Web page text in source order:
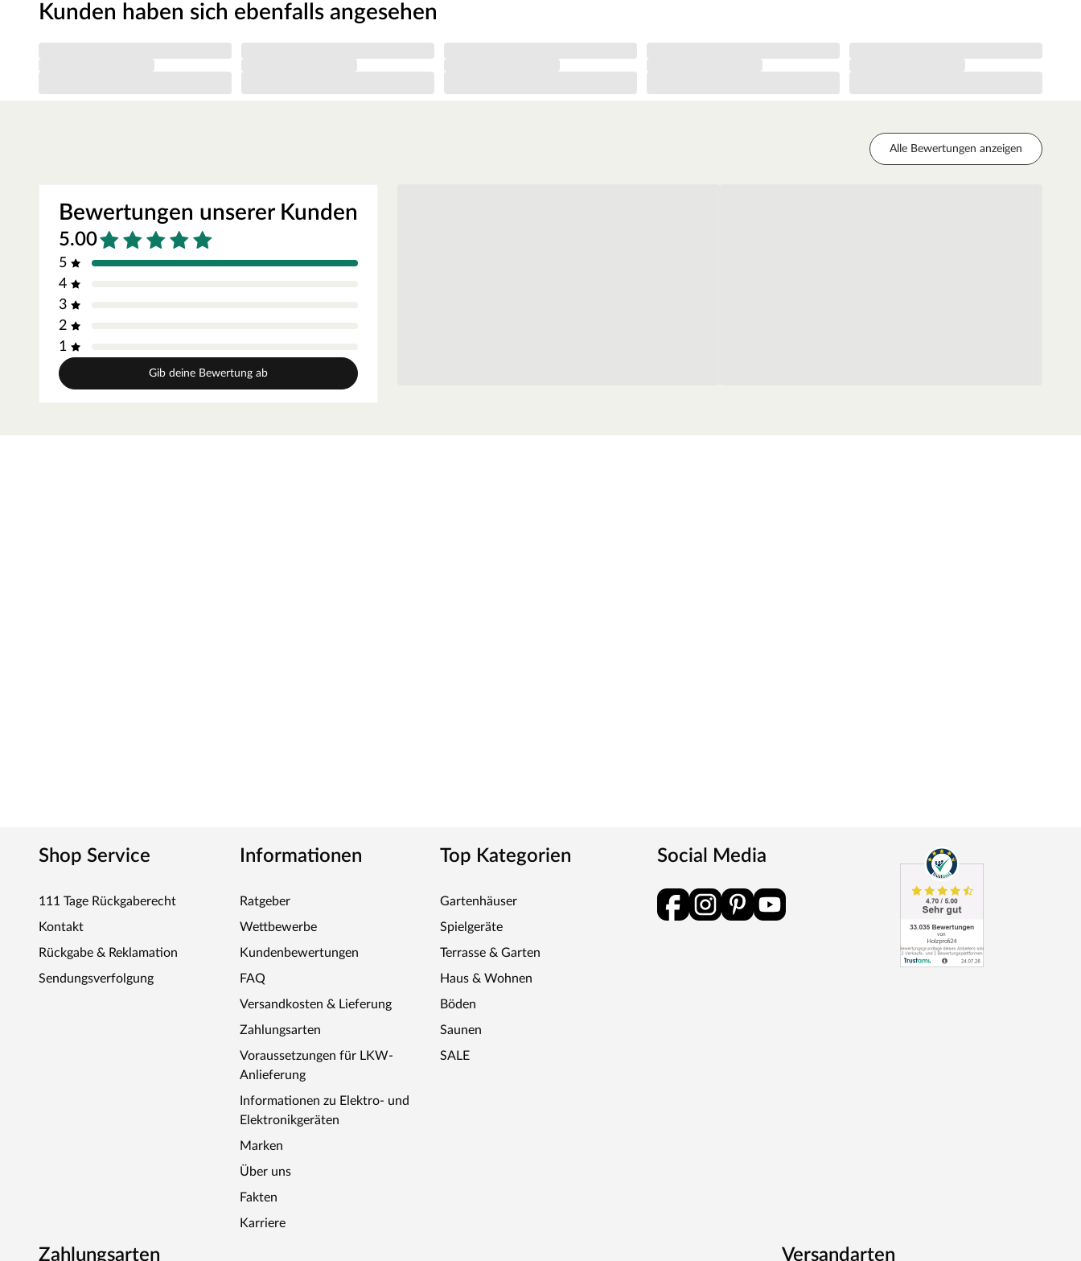
Kunden haben sich ebenfalls angesehen
Alle Bewertungen anzeigen
Bewertungen unserer Kunden
5.00
5
4
3
2
1
Gib deine Bewertung ab
Shop Service
111 Tage Rückgaberecht
Kontakt
Rückgabe & Reklamation
Sendungsverfolgung
Informationen
Ratgeber
Wettbewerbe
Kundenbewertungen
FAQ
Versandkosten & Lieferung
Zahlungsarten
Voraussetzungen für LKW-
Anlieferung
Informationen zu Elektro- und
Elektronikgeräten
Marken
Über uns
Fakten
Karriere
Top Kategorien
Gartenhäuser
Spielgeräte
Terrasse & Garten
Haus & Wohnen
Böden
Saunen
SALE
Social Media
Zahlungsarten Versandarten